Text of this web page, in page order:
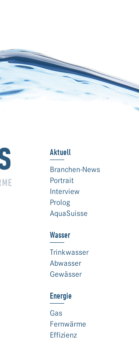
Aktuell
Branchen-News
Portrait
Interview
Prolog
AquaSuisse
Wasser
Trinkwasser
Abwasser
Gewässer
Energie
Gas
Fernwärme
Effizienz